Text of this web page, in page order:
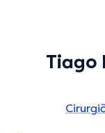
Tiago